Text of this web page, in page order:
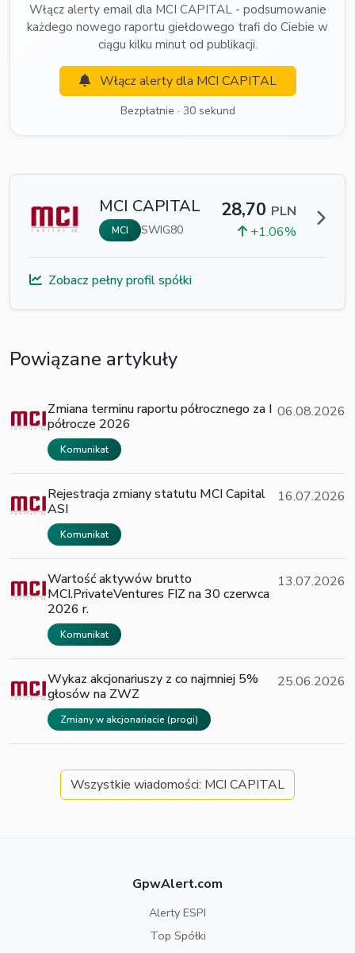
Włącz alerty email dla MCI CAPITAL - podsumowanie
każdego nowego raportu giełdowego trafi do Ciebie w
ciągu kilku minut od publikacji.
Włącz alerty dla MCI CAPITAL
Bezpłatnie · 30 sekund
MCI CAPITAL
MCI SWIG80
28,70 PLN
+1.06%
Zobacz pełny profil spółki
Powiązane artykuły
Zmiana terminu raportu półrocznego za I
półrocze 2026
Komunikat
06.08.2026
Rejestracja zmiany statutu MCI Capital
ASI
Komunikat
16.07.2026
Wartość aktywów brutto
MCI.PrivateVentures FIZ na 30 czerwca
2026 r.
Komunikat
13.07.2026
Wykaz akcjonariuszy z co najmniej 5%
głosów na ZWZ
Zmiany w akcjonariacie (progi)
25.06.2026
Wszystkie wiadomości: MCI CAPITAL
GpwAlert.com
Alerty ESPI
Top Spółki